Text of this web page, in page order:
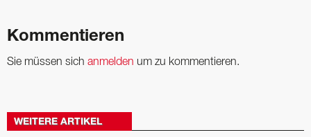
Kommentieren
Sie müssen sich anmelden um zu kommentieren.
WEITERE ARTIKEL